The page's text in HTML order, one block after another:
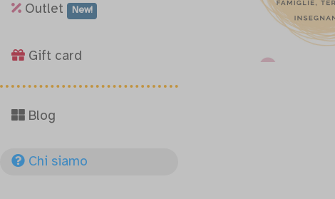
Outlet New!
Gift card
Blog
Chi siamo